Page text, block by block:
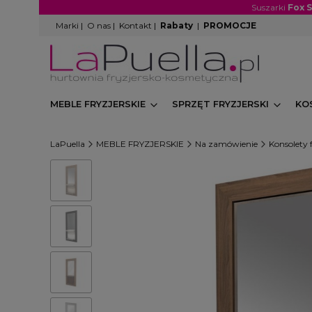
Suszarki Fox
Marki | O nas | Kontakt | Rabaty | PROMOCJE
MEBLE FRYZJERSKIE SPRZĘT FRYZJERSKI
LaPuella MEBLE FRYZJERSKIE Na zamówienie Konsolety